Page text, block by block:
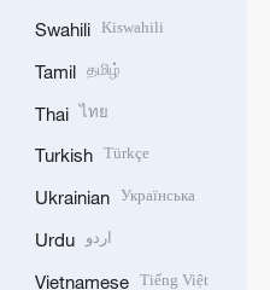
Swahili Kiswahili
Tamil தமிழ்
Thai ไทย
Turkish Türkçe
Ukrainian Українська
Urdu اردو
Vietnamese Tiếng Việt